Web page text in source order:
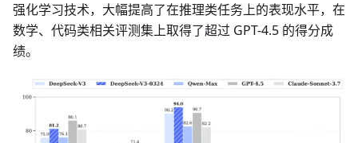
强化学习技术，大幅提高了在推理类任务上的表现水平，在
数学、代码类相关评测集上取得了超过 GPT-4.5 的得分成
绩。